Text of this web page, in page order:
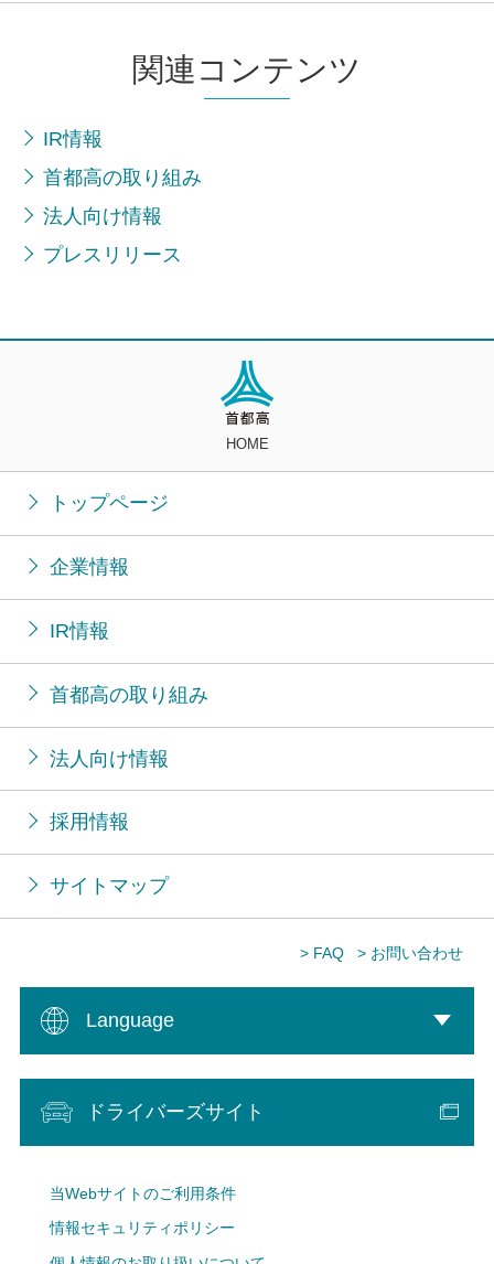
関連コンテンツ
IR情報
首都高の取り組み
法人向け情報
プレスリリース
HOME
トップページ
企業情報
IR情報
首都高の取り組み
法人向け情報
採用情報
サイトマップ
> FAQ > お問い合わせ
Language
ドライバーズサイト
当Webサイトのご利用条件
情報セキュリティポリシー